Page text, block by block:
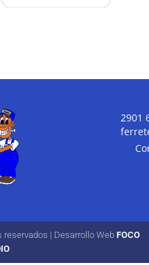
2901
reservados | Desarrollo Web FOCO